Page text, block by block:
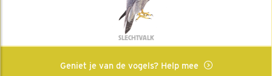
SLECHTVALK
Geniet je van de vogels? Help mee